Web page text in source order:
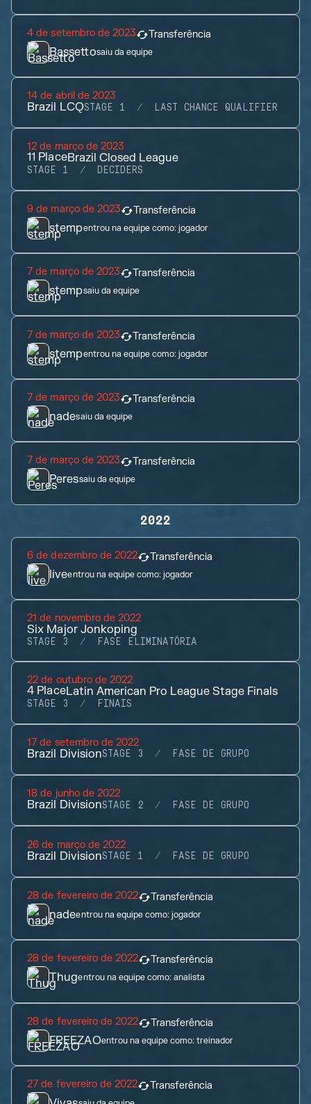
4 de setembro de 2023 Transferência
Bassettosaiu da equipe
14 de abril de 2023
Brazil LCQSTAGE 1 LAST CHANCE QUALIFIER
12 de março de 2023
11 PlaceBrazil Closed League
STAGE 1 DECIDERS
9 de março de 2023 Transferência
stempentrou na equipe como:jogador
7 de março de 2023 Transferência
stempsaiu da equipe
7 de março de 2023 Transferência
stempentrou na equipe como:jogador
7 de março de 2023 Transferência
nadesaiu da equipe
7 de março de 2023 Transferência
Peressaiu da equipe
2022
6 de dezembro de 2022 Transferência
liveentrou na equipe como:jogador
21 de novembro de 2022
Six Major Jonkoping
STAGE 3 FASE ELIMINATÓRIA
22 de outubro de 2022
4 PlaceLatin American Pro League Stage Finals
STAGE 3 FINAIS
17 de setembro de 2022
Brazil DivisionSTAGE 3 FASE DE GRUPO
18 de junho de 2022
Brazil DivisionSTAGE 2 FASE DE GRUPO
26 de março de 2022
Brazil DivisionSTAGE 1 FASE DE GRUPO
28 de fevereiro de 2022 Transferência
nadeentrou na equipe como:jogador
28 de fevereiro de 2022 Transferência
Thugentrou na equipe como:analista
28 de fevereiro de 2022 Transferência
FREEZAOentrou na equipe como:treinador
27 de fevereiro de 2022 Transferência